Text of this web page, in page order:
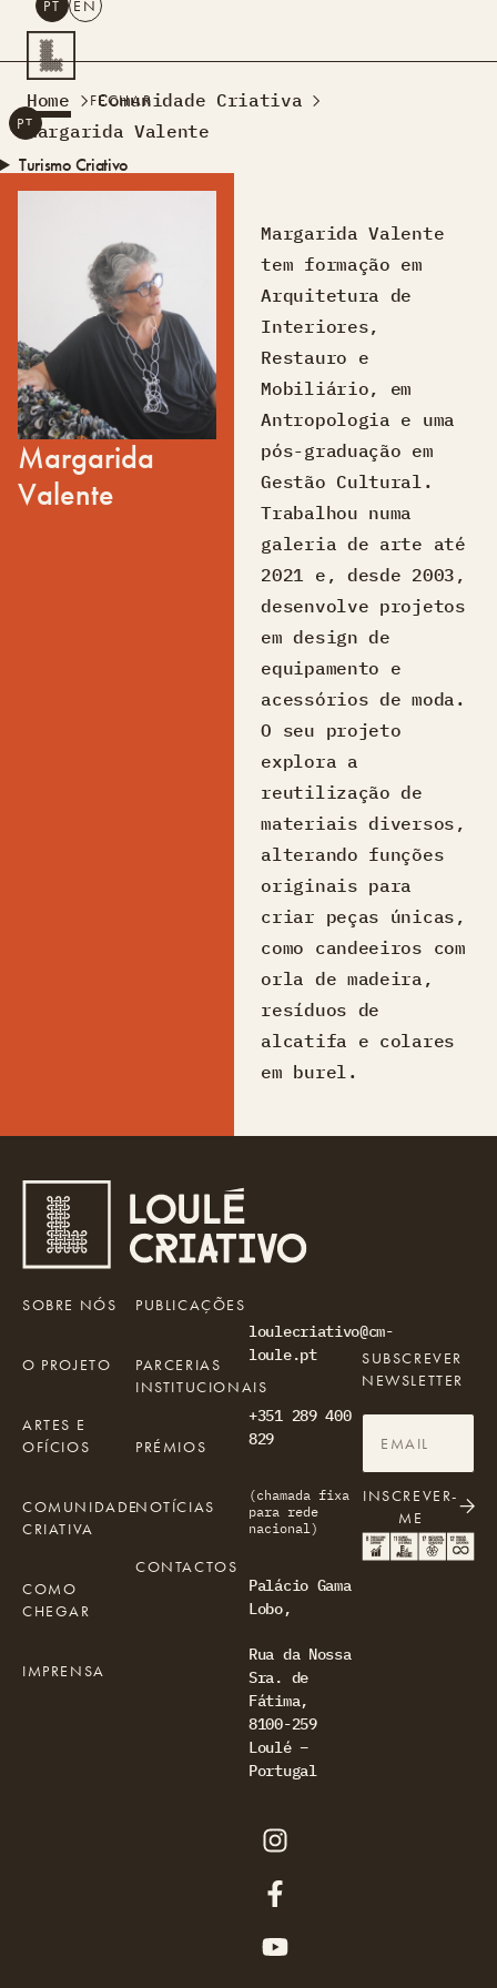
PESQUISAR
PT EN
Turismo Criativo
Rede de Oficinas
Residências Criativas
A AcontecerMontra
Sobre Nós
Contactos
PT EN
FECHAR
Home
Comunidade Criativa
Margarida Valente
Margarida
Valente
Margarida Valente
tem formação em
Arquitetura de
Interiores,
Restauro e
Mobiliário, em
Antropologia e uma
pós-graduação em
Gestão Cultural.
Trabalhou numa
galeria de arte até
2021 e, desde 2003,
desenvolve projetos
em design de
equipamento e
acessórios de moda.
O seu projeto
explora a
reutilização de
materiais diversos,
alterando funções
originais para
criar peças únicas,
como candeeiros com
orla de madeira,
resíduos de
alcatifa e colares
em burel.
loulecriativo@cm-
loule.pt
+351 289 400
829
(chamada fixa
para rede
nacional)
Palácio Gama
Lobo,
Rua da Nossa
Sra. de
Fátima,
8100-259
Loulé –
Portugal
SOBRE NÓS
O PROJETO
ARTES E
OFÍCIOS
COMUNIDADE
CRIATIVA
COMO
CHEGAR
IMPRENSA
PUBLICAÇÕES
PARCERIAS
INSTITUCIONAIS
PRÉMIOS
NOTÍCIAS
CONTACTOS
SUBSCREVER
NEWSLETTER
INSCREVER-
ME